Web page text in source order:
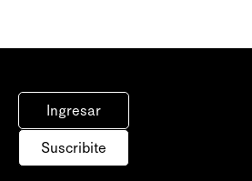
Ingresar
Suscribite